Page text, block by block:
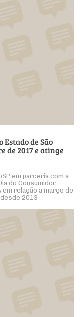
de São
de 2017 e atinge
em parceria com a
do Consumidor,
em relação a março de
2013